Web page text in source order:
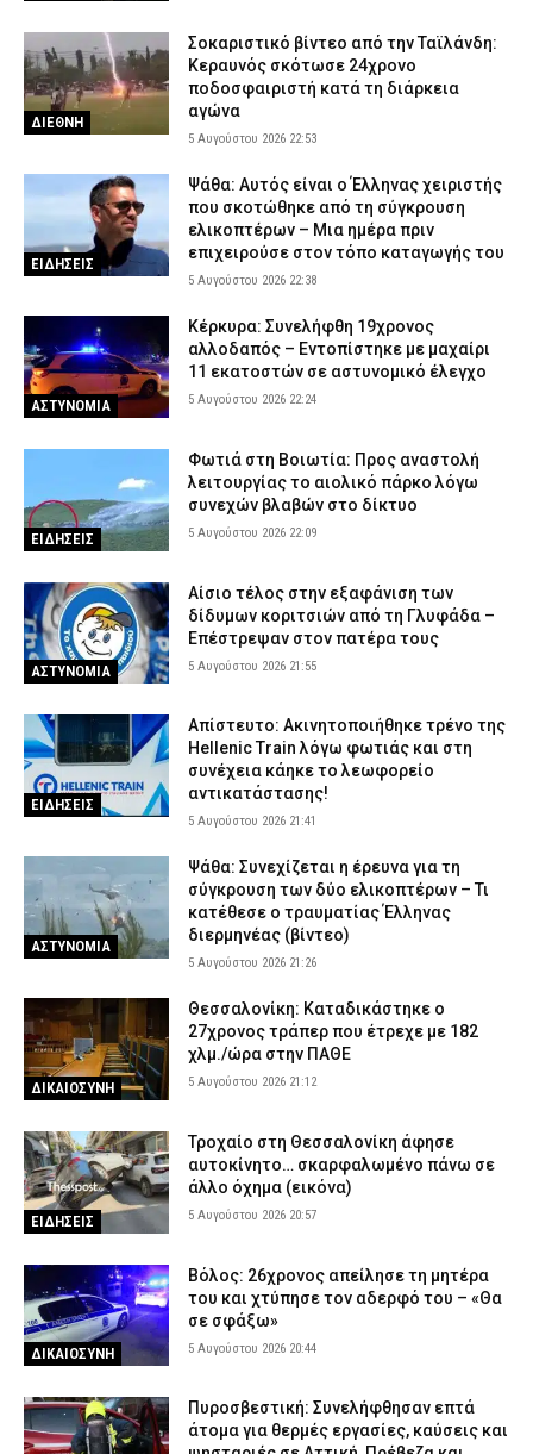
ΔΙΕΘΝΗ
Σοκαριστικό βίντεο από την Ταϊλάνδη:
Κεραυνός σκότωσε 24χρονο
ποδοσφαιριστή κατά τη διάρκεια
αγώνα
5 Αυγούστου 2026 22:53
ΕΙΔΗΣΕΙΣ
Ψάθα: Αυτός είναι ο Έλληνας χειριστής
που σκοτώθηκε από τη σύγκρουση
ελικοπτέρων – Μια ημέρα πριν
επιχειρούσε στον τόπο καταγωγής του
5 Αυγούστου 2026 22:38
ΑΣΤΥΝΟΜΙΑ
Κέρκυρα: Συνελήφθη 19χρονος
αλλοδαπός – Εντοπίστηκε με μαχαίρι
11 εκατοστών σε αστυνομικό έλεγχο
5 Αυγούστου 2026 22:24
ΕΙΔΗΣΕΙΣ
Φωτιά στη Βοιωτία: Προς αναστολή
λειτουργίας το αιολικό πάρκο λόγω
συνεχών βλαβών στο δίκτυο
5 Αυγούστου 2026 22:09
ΑΣΤΥΝΟΜΙΑ
Αίσιο τέλος στην εξαφάνιση των
δίδυμων κοριτσιών από τη Γλυφάδα –
Επέστρεψαν στον πατέρα τους
5 Αυγούστου 2026 21:55
ΕΙΔΗΣΕΙΣ
Απίστευτο: Ακινητοποιήθηκε τρένο της
Hellenic Train λόγω φωτιάς και στη
συνέχεια κάηκε το λεωφορείο
αντικατάστασης!
5 Αυγούστου 2026 21:41
ΑΣΤΥΝΟΜΙΑ
Ψάθα: Συνεχίζεται η έρευνα για τη
σύγκρουση των δύο ελικοπτέρων – Τι
κατέθεσε ο τραυματίας Έλληνας
διερμηνέας (βίντεο)
5 Αυγούστου 2026 21:26
ΔΙΚΑΙΟΣΥΝΗ
Θεσσαλονίκη: Καταδικάστηκε ο
27χρονος τράπερ που έτρεχε με 182
χλμ./ώρα στην ΠΑΘΕ
5 Αυγούστου 2026 21:12
ΕΙΔΗΣΕΙΣ
Τροχαίο στη Θεσσαλονίκη άφησε
αυτοκίνητο… σκαρφαλωμένο πάνω σε
άλλο όχημα (εικόνα)
5 Αυγούστου 2026 20:57
ΔΙΚΑΙΟΣΥΝΗ
Βόλος: 26χρονος απείλησε τη μητέρα
του και χτύπησε τον αδερφό του – «Θα
σε σφάξω»
5 Αυγούστου 2026 20:44
Πυροσβεστική: Συνελήφθησαν επτά
άτομα για θερμές εργασίες, καύσεις και